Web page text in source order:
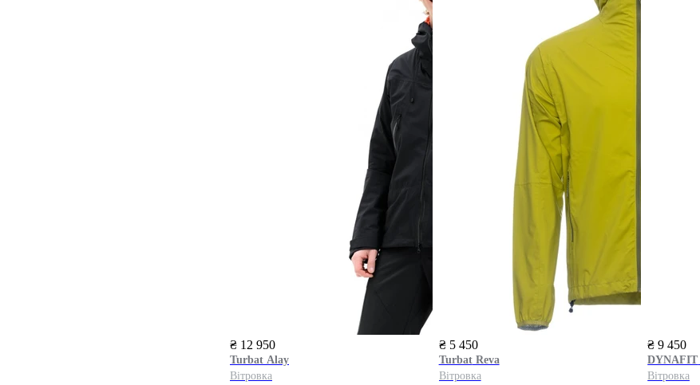
₴ 12 950
Turbat Alay
Вітровка
₴ 5 450
TurbatReva
Вітровка
₴ 9 450
DYNAFIT
Вітровка